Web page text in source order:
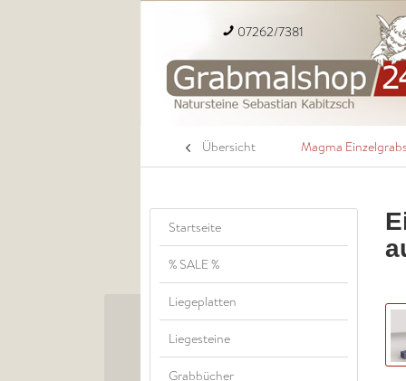
07262/7381
Übersicht Magma
Startseite
% SALE %
Liegeplatten
Liegesteine
Grabbücher